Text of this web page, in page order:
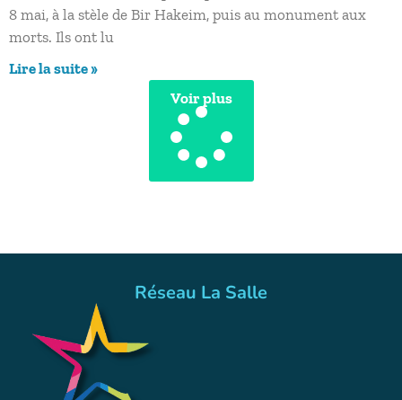
8 mai, à la stèle de Bir Hakeim, puis au monument aux
morts. Ils ont lu
Lire la suite »
Voir plus
Réseau La Salle